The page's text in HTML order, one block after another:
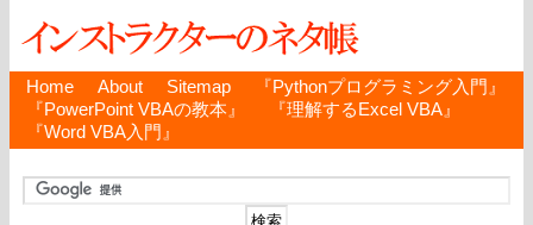
Home About Sitemap
『Pythonプログラミング入門』
『PowerPoint VBAの教本』
『理解するExcel VBA』
『Word VBA入門』